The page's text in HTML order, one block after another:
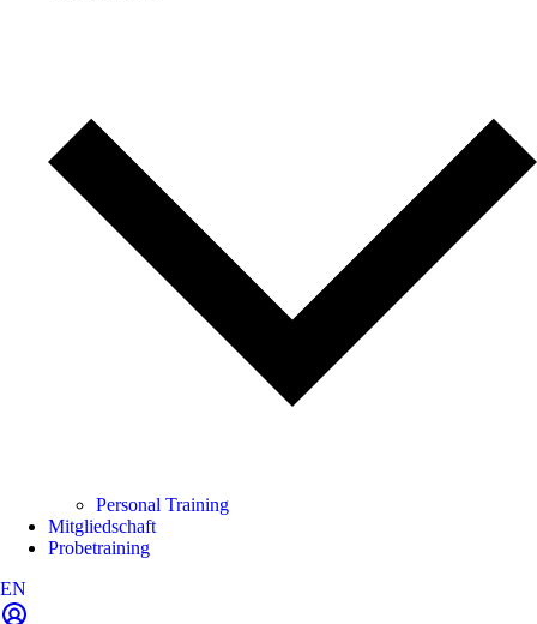
Personal Training
Mitgliedschaft
Probetraining
EN